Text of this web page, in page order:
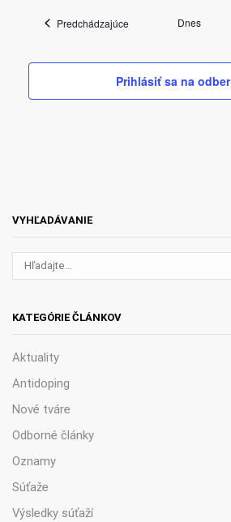
PredchádzajúceUdalosti Dnes
Prihlásiť sa na odber
VYHĽADÁVANIE
KATEGÓRIE ČLÁNKOV
Aktuality
Antidoping
Nové tváre
Odborné články
Oznamy
Súťaže
Výsledky súťaží